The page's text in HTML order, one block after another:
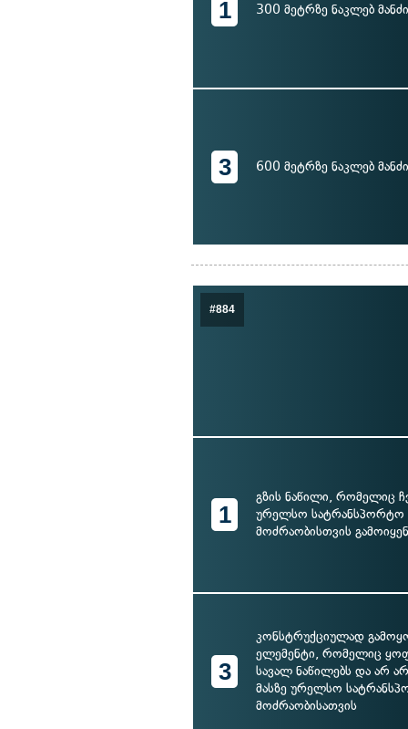
1 300 მეტრზე ნაკლებ
3 600 მეტრზე ნაკლებ
#884
1
გზის ნაწილი, რომელიც
ურელსო სატრანსპორტო
მოძრაობისთვის
3
კონსტრუქციულად
ელემენტი, რომელიც
სავალ ნაწილებს და არ
მასზე ურელსო
მოძრაობისათვის